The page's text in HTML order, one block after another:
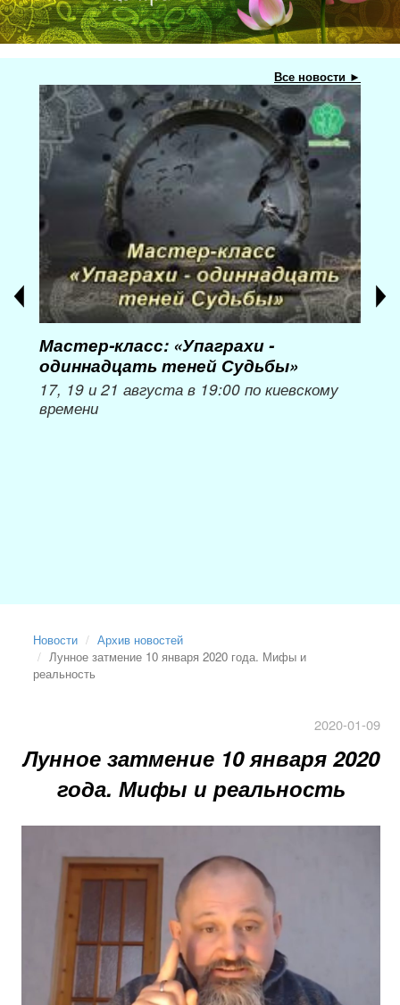
Все новости ►
Мастер-класс: «Упаграхи -
одиннадцать теней Судьбы»
17, 19 и 21 августа в 19:00 по киевскому
времени
Новости
Архив новостей
Лунное затмение 10 января 2020 года. Мифы и
реальность
2020-01-09
Лунное затмение 10 января 2020
года. Мифы и реальность